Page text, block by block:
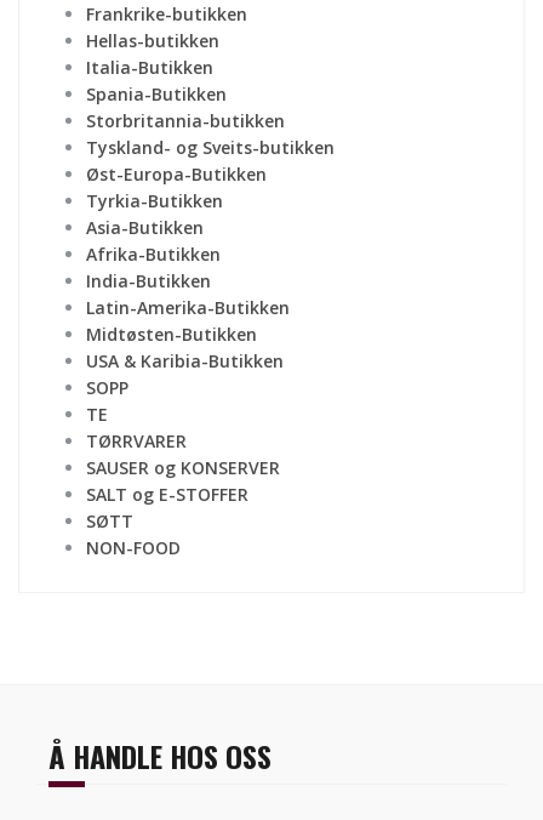
Frankrike-butikken
Hellas-butikken
Italia-Butikken
Spania-Butikken
Storbritannia-butikken
Tyskland- og Sveits-butikken
Øst-Europa-Butikken
Tyrkia-Butikken
Asia-Butikken
Afrika-Butikken
India-Butikken
Latin-Amerika-Butikken
Midtøsten-Butikken
USA & Karibia-Butikken
SOPP
TE
TØRRVARER
SAUSER og KONSERVER
SALT og E-STOFFER
SØTT
NON-FOOD
Å HANDLE HOS OSS